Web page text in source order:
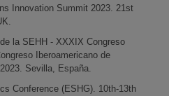
Innovation Summit 2023. 21st
la SEHH - XXXIX Congreso
Iberoamericano de
Sevilla, España.
Conference (ESHG). 10th-13th